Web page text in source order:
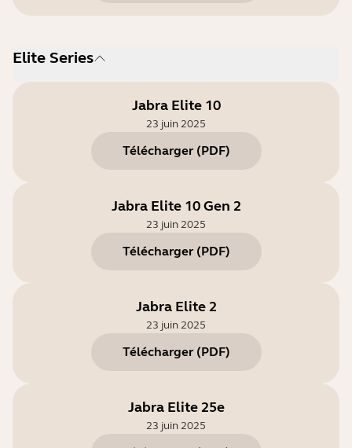
Elite Series
Jabra Elite 10
23 juin 2025
Télécharger (PDF)
Jabra Elite 10 Gen 2
23 juin 2025
Télécharger (PDF)
Jabra Elite 2
23 juin 2025
Télécharger (PDF)
Jabra Elite 25e
23 juin 2025